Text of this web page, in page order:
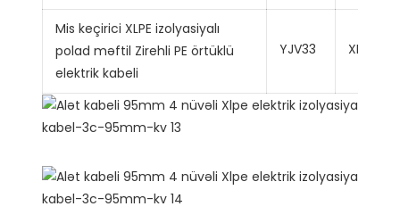
Mis keçirici XLPE izolyasiyalı
polad məftil Zirehli PE örtüklü
elektrik kabeli
YJV33 XLPE